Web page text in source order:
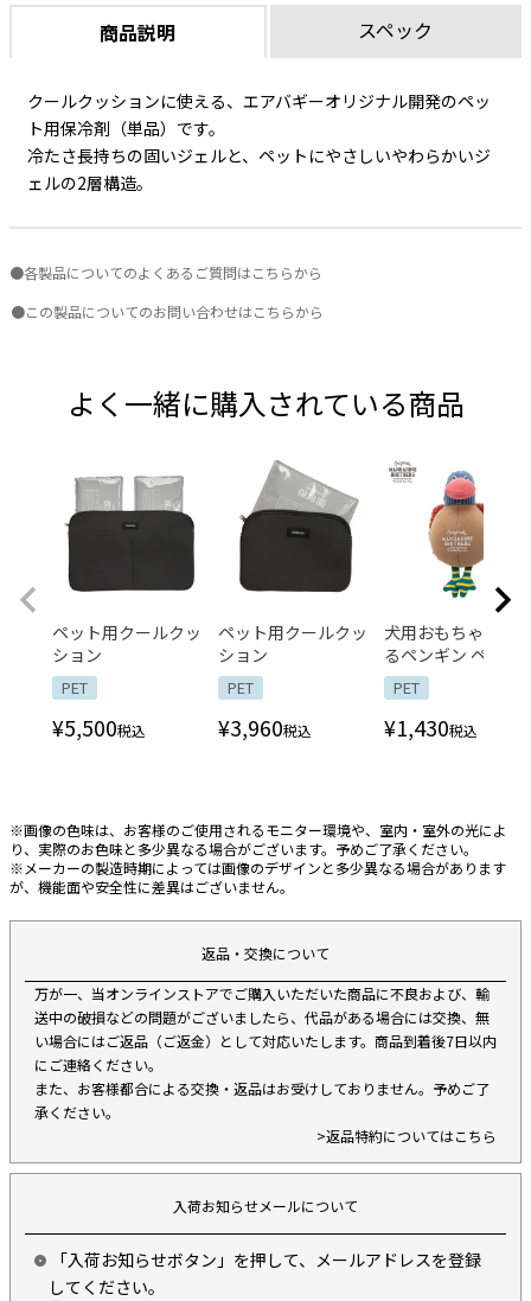
商品説明
クールクッションに使える、エアバギーオリジナル開発のペッ
ト用保冷剤（単品）です。
冷たさ長持ちの固いジェルと、ペットにやさしいやわらかいジ
ェルの2層構造。
スペック
●各製品についてのよくあるご質問はこちらから
●この製品についてのお問い合わせはこちらから
よく一緒に購入されている商品
ペット用クールクッ
ション
PET
¥5,500税込
ペット用クールクッ
ション
PET
¥3,960税込
犬用おもちゃ まる
るペンギン ペギー
PET
¥1,430税込
※画像の色味は、お客様のご使用されるモニター環境や、室内・室外の光によ
り、実際のお色味と多少異なる場合がございます。予めご了承ください。
※メーカーの製造時期によっては画像のデザインと多少異なる場合があります
が、機能面や安全性に差異はございません。
返品・交換について
万が一、当オンラインストアでご購入いただいた商品に不良および、輸
送中の破損などの問題がございましたら、代品がある場合には交換、無
い場合にはご返品（ご返金）として対応いたします。商品到着後7日以内
にご連絡ください。
また、お客様都合による交換・返品はお受けしておりません。予めご了
承ください。
>返品特約についてはこちら
入荷お知らせメールについて
「入荷お知らせボタン」を押して、メールアドレスを登録
してください。